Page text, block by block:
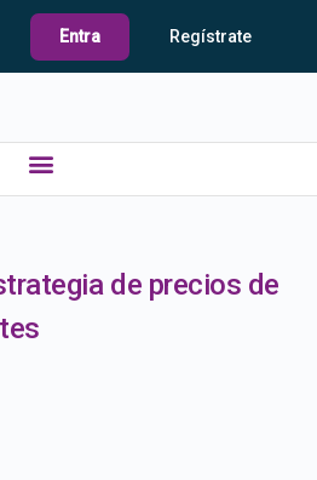
Entra Regístrate
de precios de